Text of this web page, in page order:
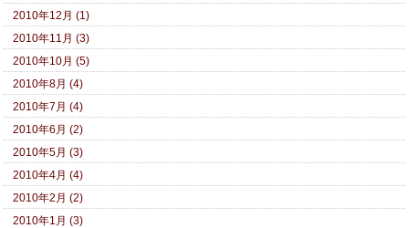
2010年12月 (1)
2010年11月 (3)
2010年10月 (5)
2010年8月 (4)
2010年7月 (4)
2010年6月 (2)
2010年5月 (3)
2010年4月 (4)
2010年2月 (2)
2010年1月 (3)